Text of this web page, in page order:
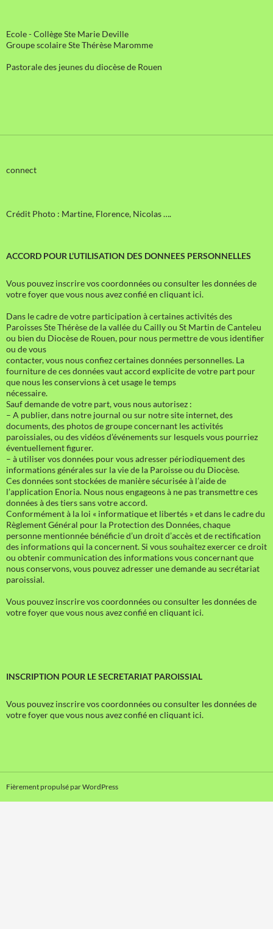
Ecole - Collège Ste Marie Deville
Groupe scolaire Ste Thérèse Maromme
Pastorale des jeunes du diocèse de Rouen
connect
Crédit Photo : Martine, Florence, Nicolas ….
ACCORD POUR L’UTILISATION DES DONNEES PERSONNELLES
Vous pouvez inscrire vos coordonnées ou consulter les données de
votre foyer que vous nous avez confié en cliquant ici.
Dans le cadre de votre participation à certaines activités des
Paroisses Ste Thérèse de la vallée du Cailly ou St Martin de Canteleu
ou bien du Diocèse de Rouen, pour nous permettre de vous identifier
ou de vous
contacter, vous nous confiez certaines données personnelles. La
fourniture de ces données vaut accord explicite de votre part pour
que nous les conservions à cet usage le temps
nécessaire.
Sauf demande de votre part, vous nous autorisez :
– A publier, dans notre journal ou sur notre site internet, des
documents, des photos de groupe concernant les activités
paroissiales, ou des vidéos d’événements sur lesquels vous pourriez
éventuellement figurer.
– à utiliser vos données pour vous adresser périodiquement des
informations générales sur la vie de la Paroisse ou du Diocèse.
Ces données sont stockées de manière sécurisée à l’aide de
l’application Enoria. Nous nous engageons à ne pas transmettre ces
données à des tiers sans votre accord.
Conformément à la loi « informatique et libertés » et dans le cadre du
Règlement Général pour la Protection des Données, chaque
personne mentionnée bénéficie d’un droit d’accès et de rectification
des informations qui la concernent. Si vous souhaitez exercer ce droit
ou obtenir communication des informations vous concernant que
nous conservons, vous pouvez adresser une demande au secrétariat
paroissial.
Vous pouvez inscrire vos coordonnées ou consulter les données de
votre foyer que vous nous avez confié en cliquant ici.
INSCRIPTION POUR LE SECRETARIAT PAROISSIAL
Vous pouvez inscrire vos coordonnées ou consulter les données de
votre foyer que vous nous avez confié en cliquant ici.
Fièrement propulsé par WordPress